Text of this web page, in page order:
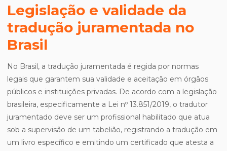
Legislação e validade da
tradução juramentada no
Brasil
No Brasil, a tradução juramentada é regida por normas
legais que garantem sua validade e aceitação em órgãos
públicos e instituições privadas. De acordo com a legislação
brasileira, especificamente a Lei nº 13.851/2019, o tradutor
juramentado deve ser um profissional habilitado que atua
sob a supervisão de um tabelião, registrando a tradução em
um livro específico e emitindo um certificado que atesta a